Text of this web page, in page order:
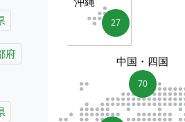
府
70
中国・四国
27